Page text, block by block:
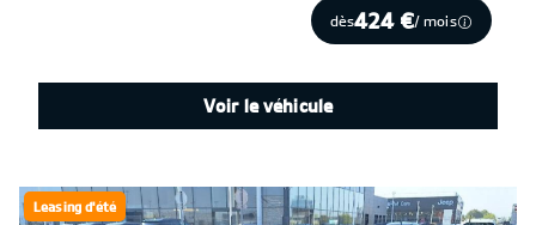
dès424 €/ mois
Voir le véhicule
Leasing d'été